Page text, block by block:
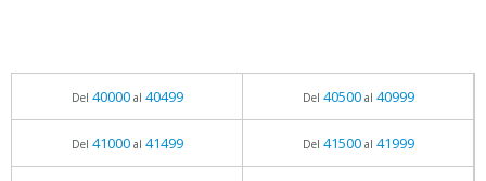
Del 40000al 40499 Del 40500al 40999
Del 41000al 41499 Del 41500al 41999